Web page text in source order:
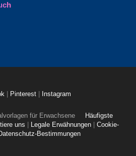
Pinterest Instagram
für Erwachsene
Häufigste
uns Legale Erwähnungen
Cookie-
Bestimmungen